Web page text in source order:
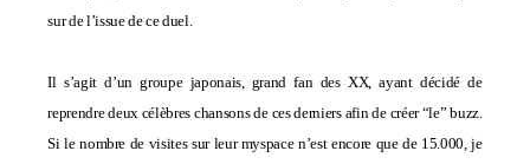
sur de l’issue de ce duel.
Il s’agit d’un groupe japonais, grand fan des XX, ayant décidé de
reprendre deux célèbres chansons de ces derniers afin de créer “le” buzz.
Si le nombre de visites sur leurmyspacen’est encore que de 15.000, je